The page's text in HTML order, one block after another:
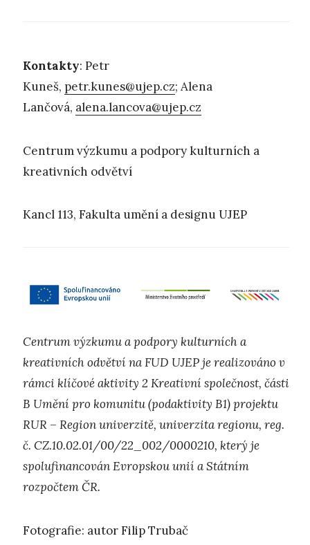
Kontakty: Petr
Kuneš, petr.kunes@ujep.cz; Alena
Lančová, alena.lancova@ujep.cz
Centrum výzkumu a podpory kulturních a
kreativních odvětví
Kancl 113, Fakulta umění a designu UJEP
Centrum výzkumu a podpory kulturních a
kreativních odvětví na FUD UJEP je realizováno v
rámci klíčové aktivity 2 Kreativní společnost, části
B Umění pro komunitu (podaktivity B1) projektu
RUR – Region univerzitě, univerzita regionu, reg.
č. CZ.10.02.01/00/22_002/0000210, který je
spolufinancován Evropskou unií a Státním
rozpočtem ČR.
Fotografie: autor Filip Trubač